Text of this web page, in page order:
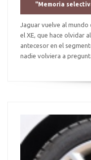
"Memoria
Jaguar vuelve al mundo
el XE, que hace olvidar
antecesor en el
nadie volviera a